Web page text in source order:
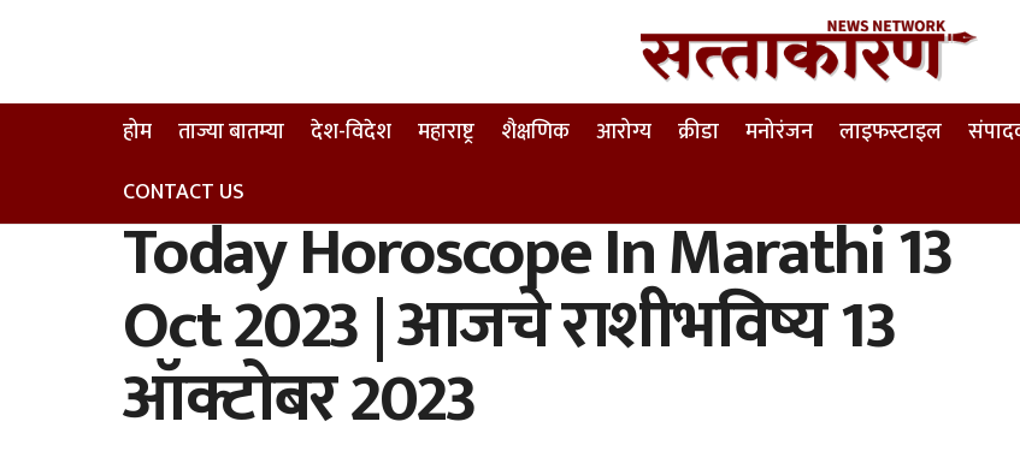
होम ताज्या बातम्या देश-विदेश महाराष्ट्र शैक्षणिक आरोग्य क्रीडा मनोरंजन लाइफस्टाइल
CONTACT US
Today Horoscope In Marathi 13
Oct 2023 | आजचे राशीभविष्य 13
ऑक्टोबर 2023